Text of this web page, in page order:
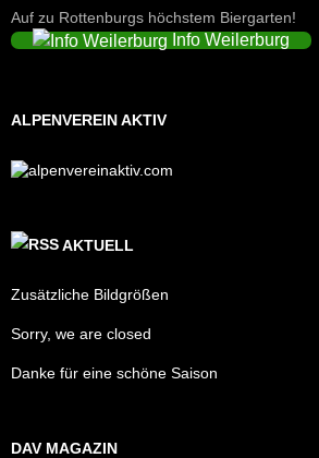
Auf zu Rottenburgs höchstem Biergarten!
Info Weilerburg
ALPENVEREIN AKTIV
AKTUELL
Zusätzliche Bildgrößen
Sorry, we are closed
Danke für eine schöne Saison
DAV MAGAZIN